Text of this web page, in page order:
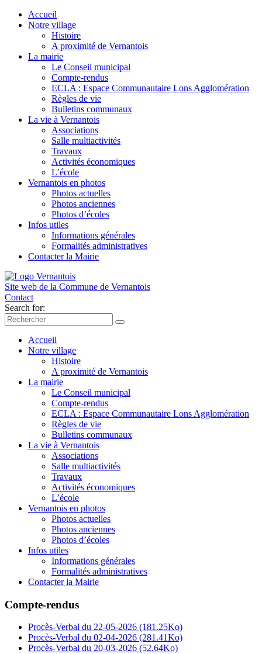
Accueil
Notre village
Histoire
A proximité de Vernantois
La mairie
Le Conseil municipal
Compte-rendus
ECLA : Espace Communautaire Lons Agglomération
Règles de vie
Bulletins communaux
La vie à Vernantois
Associations
Salle multiactivités
Travaux
Activités économiques
L’école
Vernantois en photos
Photos actuelles
Photos anciennes
Photos d’écoles
Infos utiles
Informations générales
Formalités administratives
Contacter la Mairie
Site web de la Commune de Vernantois
Contact
Search for:
Accueil
Notre village
Histoire
A proximité de Vernantois
La mairie
Le Conseil municipal
Compte-rendus
ECLA : Espace Communautaire Lons Agglomération
Règles de vie
Bulletins communaux
La vie à Vernantois
Associations
Salle multiactivités
Travaux
Activités économiques
L’école
Vernantois en photos
Photos actuelles
Photos anciennes
Photos d’écoles
Infos utiles
Informations générales
Formalités administratives
Contacter la Mairie
Compte-rendus
Procès-Verbal du 22-05-2026 (181.25Ko)
Procès-Verbal du 02-04-2026 (281.41Ko)
Procès-Verbal du 20-03-2026 (52.64Ko)